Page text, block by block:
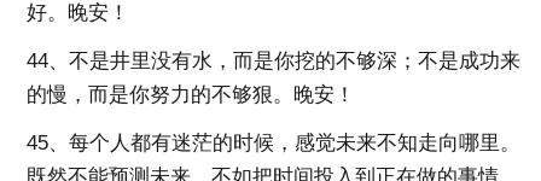
好。晚安！
44、不是井里没有水，而是你挖的不够深；不是成功来
的慢，而是你努力的不够狠。晚安！
45、每个人都有迷茫的时候，感觉未来不知走向哪里。